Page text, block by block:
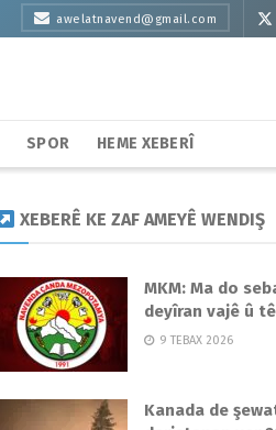
awelatnavend@gmail.com
SPOR HEME XEBERÎ
XEBERÊ KE ZAF AMEYÊ WENDIŞ
MKM: Ma do
deyîran vajê û
9 TEBAX 2026
Kanada de